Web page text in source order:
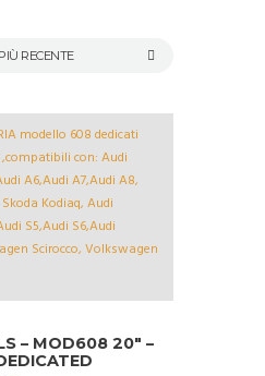
– MOD608 20″ –